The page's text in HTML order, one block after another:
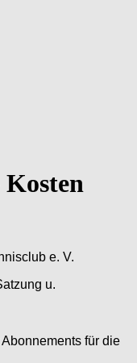
e. V.
u.
für die